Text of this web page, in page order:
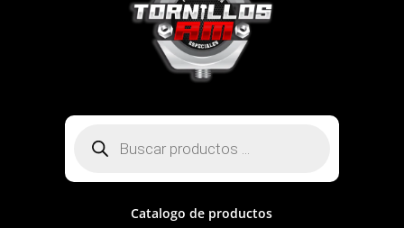
productos
Catalogo de productos